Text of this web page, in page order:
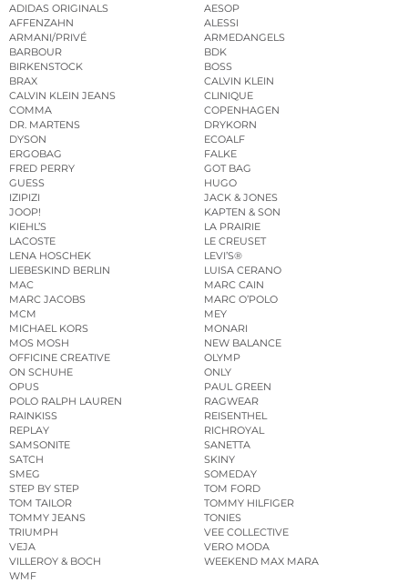
ADIDAS ORIGINALS
AESOP
AFFENZAHN
ALESSI
ARMANI/PRIVÉ
ARMEDANGELS
BARBOUR
BDK
BIRKENSTOCK
BOSS
BRAX
CALVIN KLEIN
CALVIN KLEIN JEANS
CLINIQUE
COMMA
COPENHAGEN
DR. MARTENS
DRYKORN
DYSON
ECOALF
ERGOBAG
FALKE
FRED PERRY
GOT BAG
GUESS
HUGO
IZIPIZI
JACK & JONES
JOOP!
KAPTEN & SON
KIEHL’S
LA PRAIRIE
LACOSTE
LE CREUSET
LENA HOSCHEK
LEVI’S®
LIEBESKIND BERLIN
LUISA CERANO
MAC
MARC CAIN
MARC JACOBS
MARC O’POLO
MCM
MEY
MICHAEL KORS
MONARI
MOS MOSH
NEW BALANCE
OFFICINE CREATIVE
OLYMP
ON SCHUHE
ONLY
OPUS
PAUL GREEN
POLO RALPH LAUREN
RAGWEAR
RAINKISS
REISENTHEL
REPLAY
RICHROYAL
SAMSONITE
SANETTA
SATCH
SKINY
SMEG
SOMEDAY
STEP BY STEP
TOM FORD
TOM TAILOR
TOMMY HILFIGER
TOMMY JEANS
TONIES
TRIUMPH
VEE COLLECTIVE
VEJA
VERO MODA
VILLEROY & BOCH
WEEKEND MAX MARA
WMF